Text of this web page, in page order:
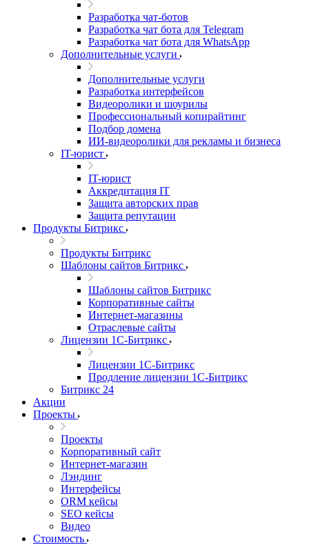
Разработка чат-ботов
Разработка чат бота для Telegram
Разработка чат бота для WhatsApp
Дополнительные услуги
Дополнительные услуги
Разработка интерфейсов
Видеоролики и шоурилы
Профессиональный копирайтинг
Подбор домена
ИИ-видеоролики для рекламы и бизнеса
IT-юрист
IT-юрист
Аккредитация IT
Защита авторских прав
Защита репутации
Продукты Битрикс
Продукты Битрикс
Шаблоны сайтов Битрикс
Шаблоны сайтов Битрикс
Корпоративные сайты
Интернет-магазины
Отраслевые сайты
Лицензии 1С-Битрикс
Лицензии 1С-Битрикс
Продление лицензии 1С-Битрикс
Битрикс 24
Акции
Проекты
Проекты
Корпоративный сайт
Интернет-магазин
Лэндинг
Интерфейсы
ORM кейсы
SEO кейсы
Видео
Стоимость